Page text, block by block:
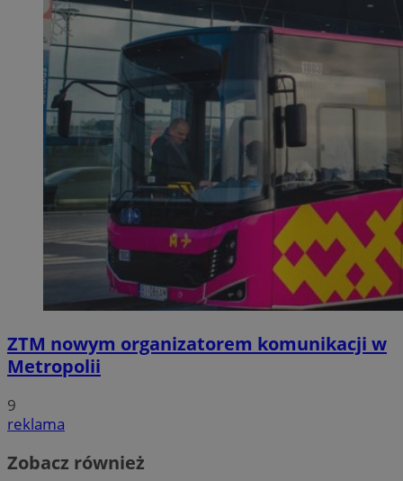
ZTM nowym organizatorem komunikacji w
Metropolii
9
reklama
Zobacz również